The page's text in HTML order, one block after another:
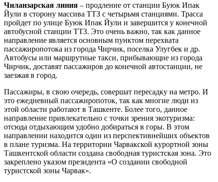
Чиланзарская линия – продление от станции Буюк Ипак
Йули в сторону массива ТТЗ с четырьмя станциями. Трасса
пройдет по улице Буюк Ипак Йули и завершится у конечной
автобусной станции ТТЗ. Это очень важно, так как данное
направление является основным пунктом перехвата
пассажиропотока из города Чирчик, поселка Улугбек и др.
Автобусы или маршрутные такси, прибывающие из города
Чирчик, доставят пассажиров до конечной автостанции, не
заезжая в город.
Пассажиры, в свою очередь, совершат пересадку на метро. И
это ежедневный пассажиропоток, так как многие люди из
этой области работают в Ташкенте. Более того, данное
направление привлекательно с точки зрения экотуризма:
отсюда отдыхающим удобно добираться в горы. В этом
направлении находится один из перспективнейших объектов
в плане туризма. На территории Чарвакской курортной зоны
Ташкентской области создана свободная туристская зона. Это
закреплено указом президента «О создании свободной
туристской зоны Чарвак».